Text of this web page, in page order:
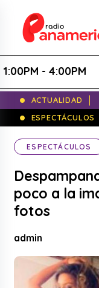
- 4:00PM
ACTUALIDAD
ESPECTÁCULOS
ESPECTÁCULOS
poco a la
fotos
admin